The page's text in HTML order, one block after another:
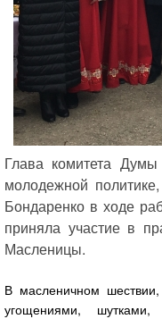
Глава комитета Думы
молодежной
Бондаренко в ходе
приняла участие в
Масленицы.
В масленичном
угощениями,